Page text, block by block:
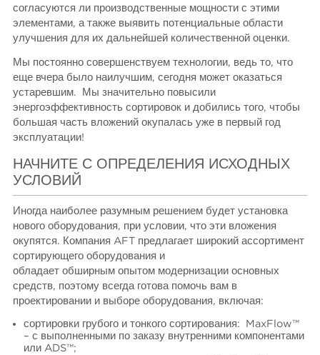
согласуются ли производственные мощности с этими
элементами, а также выявить потенциальные области
улучшения для их дальнейшей количественной оценки.
Мы постоянно совершенствуем технологии, ведь то, что
еще вчера было наилучшим, сегодня может оказаться
устаревшим. Мы значительно повысили
энергоэффективность сортировок и добились того, чтобы
большая часть вложений окупалась уже в первый год
эксплуатации!
НАЧНИТЕ С ОПРЕДЕЛЕНИЯ ИСХОДНЫХ
УСЛОВИЙ
Иногда наиболее разумным решением будет установка
нового оборудования, при условии, что эти вложения
окупятся. Компания AFT предлагает широкий ассортимент
сортирующего оборудования и
обладает обширным опытом модернизации основных
средств, поэтому всегда готова помочь вам в
проектировании и выборе оборудования, включая:
сортировки грубого и тонкого сортирования: MaxFlow™
– с выполненными по заказу внутренними компонентами
или ADS™;